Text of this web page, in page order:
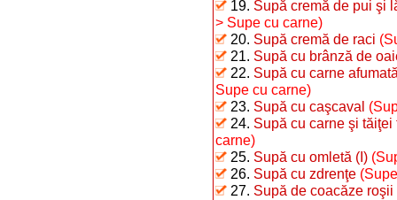
19. Supă cremă de pui şi
> Supe cu carne)
20. Supă cremă de raci
21. Supă cu brânză de
22. Supă cu carne
Supe cu carne)
23. Supă cu caşcaval
24. Supă cu carne şi tăiţei
carne)
25. Supă cu omletă (I)
26. Supă cu zdrenţe
27. Supă de coacăze roşii